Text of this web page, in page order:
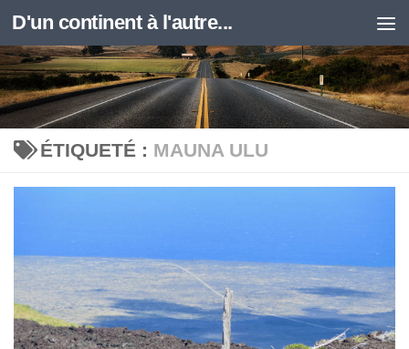
Skip to content
D'un continent à l'autre...
ÉTIQUETÉ : MAUNA ULU